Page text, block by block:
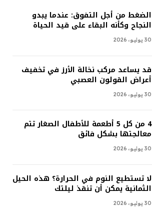
الضغط من أجل التفوق: عندما يبدو
النجاح وكأنه البقاء على قيد الحياة
30 يوليو، 2026
قد يساعد مركب نخالة الأرز في تخفيف
أعراض القولون العصبي
30 يوليو، 2026
4 من كل 5 أطعمة للأطفال الصغار تتم
معالجتها بشكل فائق
30 يوليو، 2026
لا تستطيع النوم في الحرارة؟ هذه الحيل
الثمانية يمكن أن تنقذ ليلتك
30 يوليو، 2026